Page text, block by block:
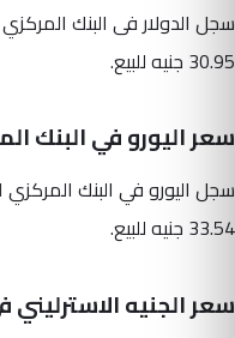
30.95 جنيه للبيع.
سعر اليورو في البنك
33.54 جنيه للبيع.
سعر الجنيه